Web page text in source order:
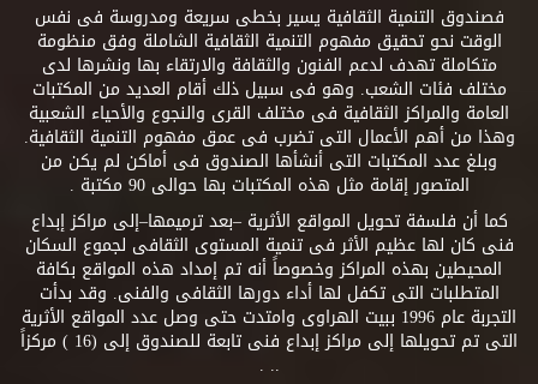
فصندوق التنمية الثقافية يسير بخطى سريعة ومدروسة فى نفس
الوقت نحو تحقيق مفهوم التنمية الثقافية الشاملة وفق منظومة
متكاملة تهدف لدعم الفنون والثقافة والارتقاء بها ونشرها لدى
مختلف فئات الشعب. وهو فى سبيل ذلك أقام العديد من المكتبات
العامة والمراكز الثقافية فى مختلف القرى والنجوع والأحياء الشعبية
وهذا من أهم الأعمال التى تضرب فى عمق مفهوم التنمية الثقافية.
وبلغ عدد المكتبات التى أنشأها الصندوق فى أماكن لم يكن من
المتصور إقامة مثل هذه المكتبات بها حوالى 90 مكتبة .
كما أن فلسفة تحويل المواقع الأثرية –بعد ترميمها–إلى مراكز إبداع
فنى كان لها عظيم الأثر فى تنمية المستوى الثقافى لجموع السكان
المحيطين بهذه المراكز وخصوصاً أنه تم إمداد هذه المواقع بكافة
المتطلبات التى تكفل لها أداء دورها الثقافى والفنى. وقد بدأت
التجربة عام 1996 ببيت الهراوى وامتدت حتى وصل عدد المواقع الأثرية
التى تم تحويلها إلى مراكز إبداع فنى تابعة للصندوق إلى (16 ) مركزاً
.. .